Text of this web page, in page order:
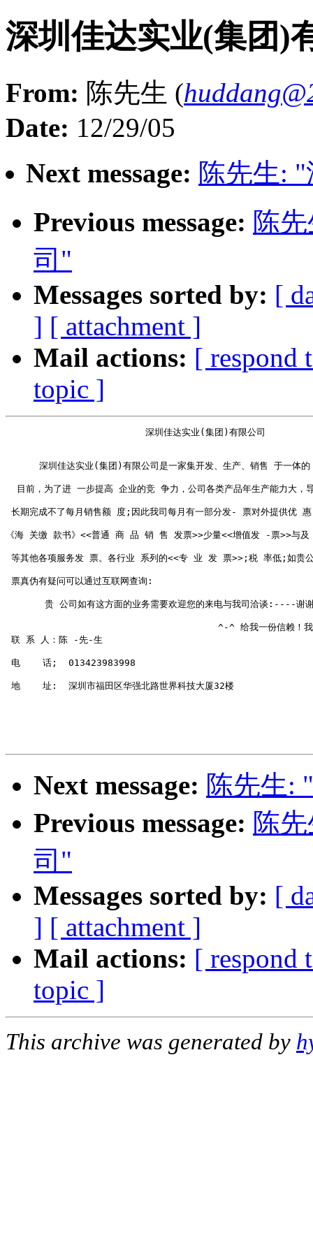
深圳佳达实业(集团)
From: 陈先生 (
Date: 12/29/05
Next message: 陈先生:
Previous message: 陈
司"
Messages sorted by: [
] [ attachment ]
Mail actions: [ respond
topic ]
                         深圳佳达实业(集团)有限公司
深圳佳达实业(集团)有限公司是一家集开发、生产、销售 于一体
目前，为了进 一步提高 企业的竞 争力，公司各类产品年生产能力大，
长期完成不了每月销售额 度;因此我司每月有一部分发- 票对外提供优
《海 关缴 款书》<<普通 商 品 销 售 发票>>少量<<增值发 -票>>与及
等其他各项服务发 票。各行业 系列的<<专 业 发 票>>;税 率低;如贵
票真伪有疑问可以通过互联网查询:
贵 公司如有这方面的业务需要欢迎您的来电与我司洽谈:----谢
^-^ 给我一份信赖！我
联 系 人：陈 -先-生
电    话;  013423983998
地    址:  深圳市福田区华强北路世界科技大厦32楼
Next message: 陈先生:
Previous message: 陈
司"
Messages sorted by: [
] [ attachment ]
Mail actions: [ respond
topic ]
This archive was generated by